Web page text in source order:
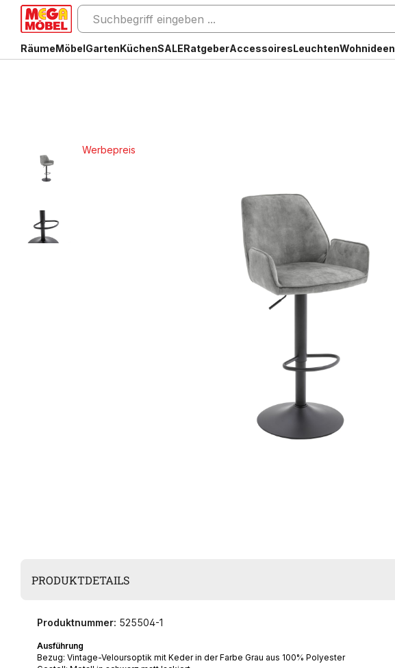
RäumeMöbelGartenKüchenSALERatgeberAccessoiresLeuchtenWohnideen
Werbepreis
PRODUKTDETAILS
Produktnummer: 525504-1
Ausführung
Bezug: Vintage-Veloursoptik mit Keder in der Farbe Grau aus 100% Polyester